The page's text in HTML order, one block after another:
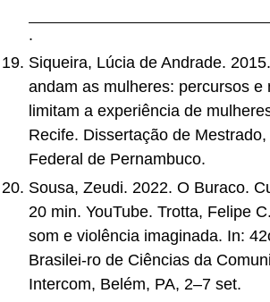
.
Siqueira, Lúcia de Andrade.
andam as mulheres: percursos e
limitam a experiência de
Recife. Dissertação de
Federal de Pernambuco.
Sousa, Zeudi. 2022. O Buraco.
20 min. YouTube. Trotta, Felipe
som e violência imaginada. In:
Brasilei-ro de Ciências da
Intercom, Belém, PA, 2–7 set.